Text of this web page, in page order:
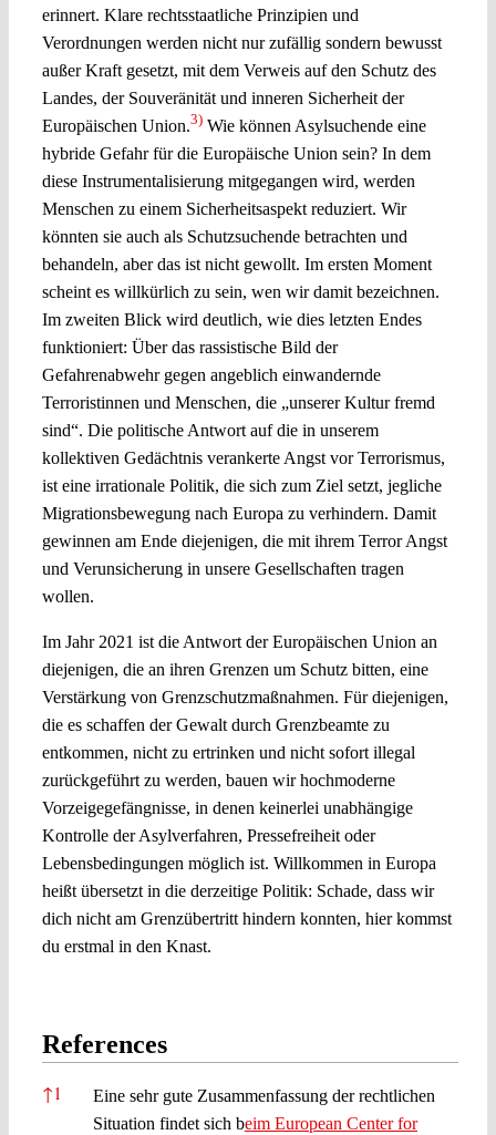
erinnert. Klare rechtsstaatliche Prinzipien und
Verordnungen werden nicht nur zufällig sondern bewusst
außer Kraft gesetzt, mit dem Verweis auf den Schutz des
Landes, der Souveränität und inneren Sicherheit der
Europäischen Union.3)Wie können Asylsuchende eine
hybride Gefahr für die Europäische Union sein? In dem
diese Instrumentalisierung mitgegangen wird, werden
Menschen zu einem Sicherheitsaspekt reduziert. Wir
könnten sie auch als Schutzsuchende betrachten und
behandeln, aber das ist nicht gewollt. Im ersten Moment
scheint es willkürlich zu sein, wen wir damit bezeichnen.
Im zweiten Blick wird deutlich, wie dies letzten Endes
funktioniert: Über das rassistische Bild der
Gefahrenabwehr gegen angeblich einwandernde
Terroristinnen und Menschen, die „unserer Kultur fremd
sind“. Die politische Antwort auf die in unserem
kollektiven Gedächtnis verankerte Angst vor Terrorismus,
ist eine irrationale Politik, die sich zum Ziel setzt, jegliche
Migrationsbewegung nach Europa zu verhindern. Damit
gewinnen am Ende diejenigen, die mit ihrem Terror Angst
und Verunsicherung in unsere Gesellschaften tragen
wollen.
Im Jahr 2021 ist die Antwort der Europäischen Union an
diejenigen, die an ihren Grenzen um Schutz bitten, eine
Verstärkung von Grenzschutzmaßnahmen. Für diejenigen,
die es schaffen der Gewalt durch Grenzbeamte zu
entkommen, nicht zu ertrinken und nicht sofort illegal
zurückgeführt zu werden, bauen wir hochmoderne
Vorzeigegefängnisse, in denen keinerlei unabhängige
Kontrolle der Asylverfahren, Pressefreiheit oder
Lebensbedingungen möglich ist. Willkommen in Europa
heißt übersetzt in die derzeitige Politik: Schade, dass wir
dich nicht am Grenzübertritt hindern konnten, hier kommst
du erstmal in den Knast.
References
References
↑1
Eine sehr gute Zusammenfassung der rechtlichen
Situation findet sich beim European Center for